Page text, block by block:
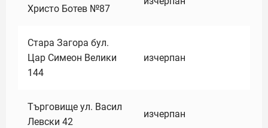
Христо Ботев №87
Стара Загора бул.
Цар Симеон Велики
144
изчерпан
Търговище ул. Васил
Левски 42
изчерпан